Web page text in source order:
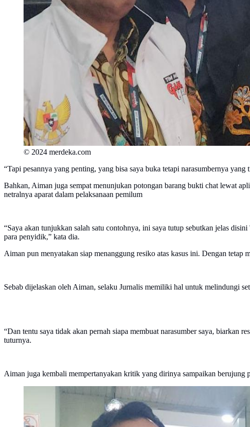
© 2024 merdeka.com
“Tapi pesannya yang penting, yang bisa saya buka tetapi narasumbernya
Bahkan, Aiman juga sempat menunjukan potongan barang bukti chat lewat
netralnya aparat dalam pelaksanaan pemilum
“Saya akan tunjukkan salah satu contohnya, ini saya tutup sebutkan jelas
para penyidik,” kata dia.
Aiman pun menyatakan siap menanggung resiko atas kasus ini. Dengan tetap
Sebab dijelaskan oleh Aiman, selaku Jurnalis memiliki hal untuk melindungi
“Dan tentu saya tidak akan pernah siapa membuat narasumber saya, biarkan
tuturnya.
Aiman juga kembali mempertanyakan kritik yang dirinya sampaikan berujung